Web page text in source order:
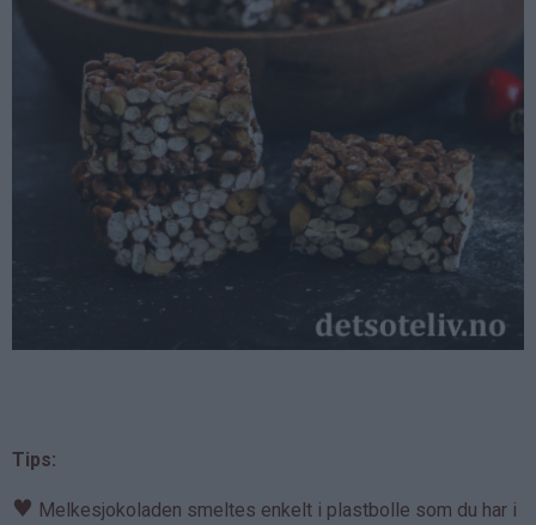
Tips:
♥ Melkesjokoladen smeltes enkelt i plastbolle som du har i